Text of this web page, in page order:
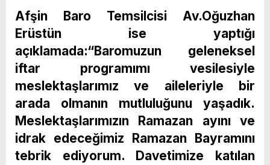
Afşin Baro Temsilcisi Av.Oğuzhan
Erüstün ise yaptığı
açıklamada:“Baromuzun geleneksel
iftar programımı vesilesiyle
meslektaşlarımız ve aileleriyle bir
arada olmanın mutluluğunu yaşadık.
Meslektaşlarımızın Ramazan ayını ve
idrak edeceğimiz Ramazan Bayramını
tebrik ediyorum. Davetimize katılan